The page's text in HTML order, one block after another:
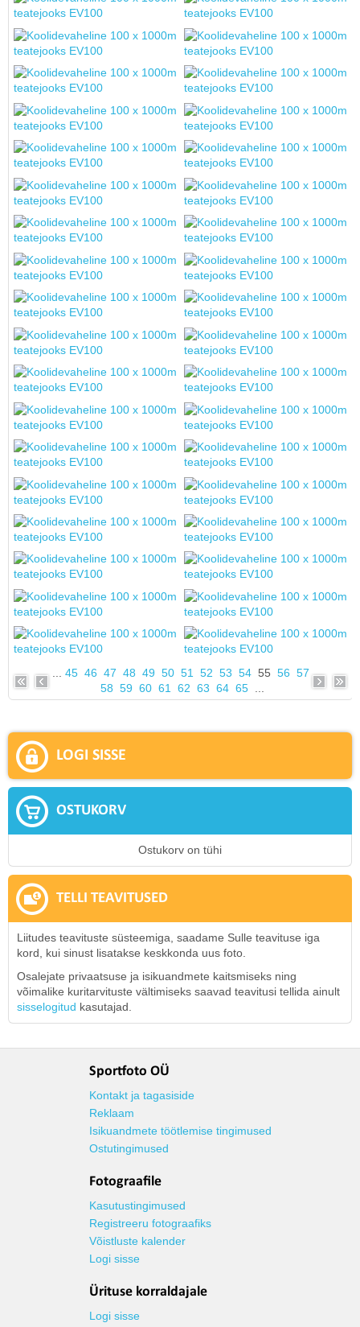
45 46 47 48 49 50 51 52 53 54 55 56 57
58 59 60 61 62 63 64 65...
LOGI SISSE
OSTUKORV
Ostukorv on tühi
TELLI TEAVITUSED
Liitudes teavituste süsteemiga, saadame Sulle teavituse iga
kord, kui sinust lisatakse keskkonda uus foto.
Osalejate privaatsuse ja isikuandmete kaitsmiseks ning
võimalike kuritarvituste vältimiseks saavad teavitusi tellida ainult
sisselogitud kasutajad.
Sportfoto OÜ
Kontakt ja tagasiside
Reklaam
Isikuandmete töötlemise tingimused
Ostutingimused
Fotograafile
Kasutustingimused
Registreeru fotograafiks
Võistluste kalender
Logi sisse
Ürituse korraldajale
Logi sisse